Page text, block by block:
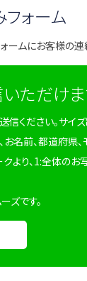
ォーム
ームにお客様の
ただけま
ください。サイズ
名前、都道府県
クより、1:全体の
ズです。